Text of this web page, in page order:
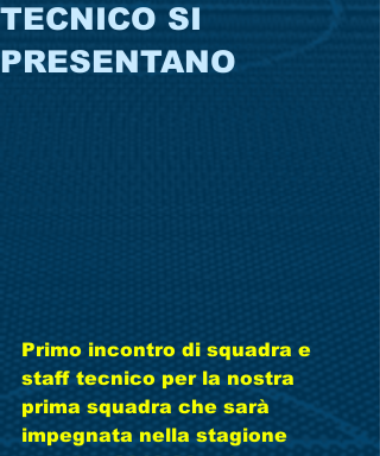
TECNICO SI
PRESENTANO
Primo incontro di squadra e
staff tecnico per la nostra
prima squadra che sarà
impegnata nella stagione